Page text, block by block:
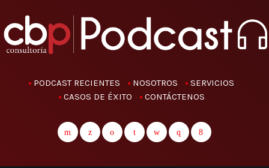
PODCAST RECIENTES NOSOTROS
SERVICIOS
CASOS DE ÉXITO
CONTÁCTENOS